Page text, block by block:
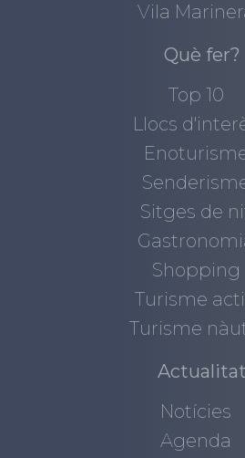
Vila
Què fer?
Top 10
Llocs
Sitges de
Shopping
Turisme
Turisme
Actualitat
Notícies
Agenda